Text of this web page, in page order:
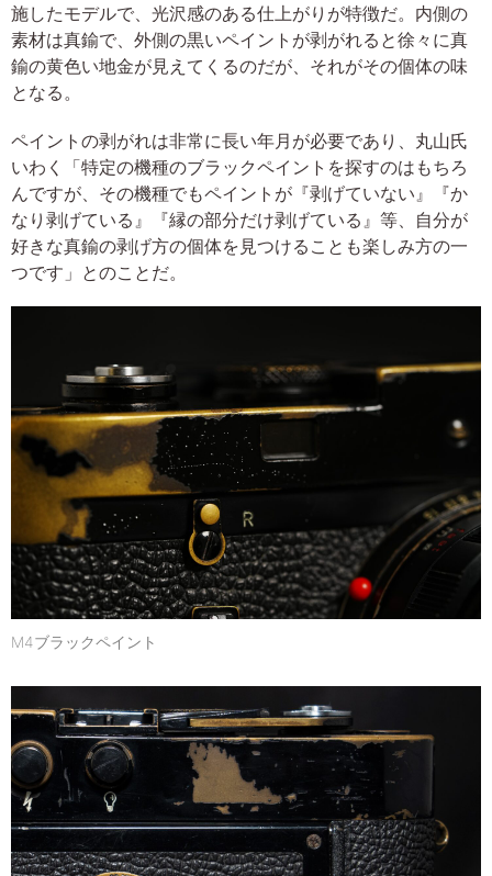
施したモデルで、光沢感のある仕上がりが特徴だ。内側の
素材は真鍮で、外側の黒いペイントが剥がれると徐々に真
鍮の黄色い地金が見えてくるのだが、それがその個体の味
となる。
ペイントの剥がれは非常に長い年月が必要であり、丸山氏
いわく「特定の機種のブラックペイントを探すのはもちろ
んですが、その機種でもペイントが『剥げていない』『か
なり剥げている』『縁の部分だけ剥げている』等、自分が
好きな真鍮の剥げ方の個体を見つけることも楽しみ方の一
つです」とのことだ。
M4ブラックペイント